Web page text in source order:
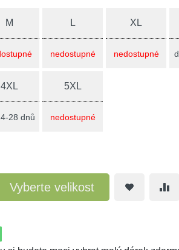
M L
nedostupné
XL
nedostupné
4XL
28 dnů
5XL
nedostupné
Vyberte velikost